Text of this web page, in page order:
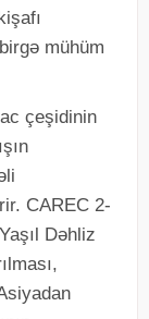
mühüm
çeşidinin
CAREC 2-
Dəhliz